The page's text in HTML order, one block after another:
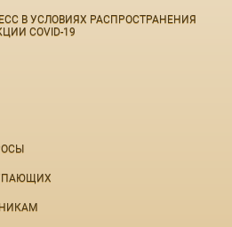
В УСЛОВИЯХ РАСПРОСТРАНЕНИЯ
COVID-19